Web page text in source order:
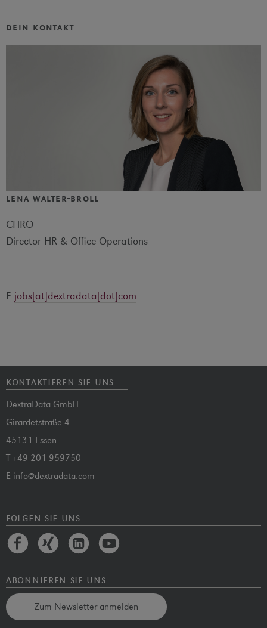
dein kontakt
lena walter-broll
CHRO
Director HR & Office Operations
E jobs[at]dextradata[dot]com
kontaktieren sie uns
DextraData GmbH
Girardetstraße 4
45131 Essen
T+49 201 959750
E info@dextradata.com
folgen sie uns
abonnieren sie uns
Zum Newsletter anmelden